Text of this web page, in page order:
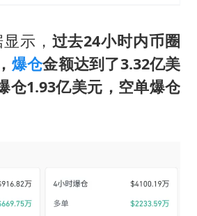
示， 过去24小时内币圈
爆仓金额达到了3.32亿美
仓1.93亿美元，空单爆仓